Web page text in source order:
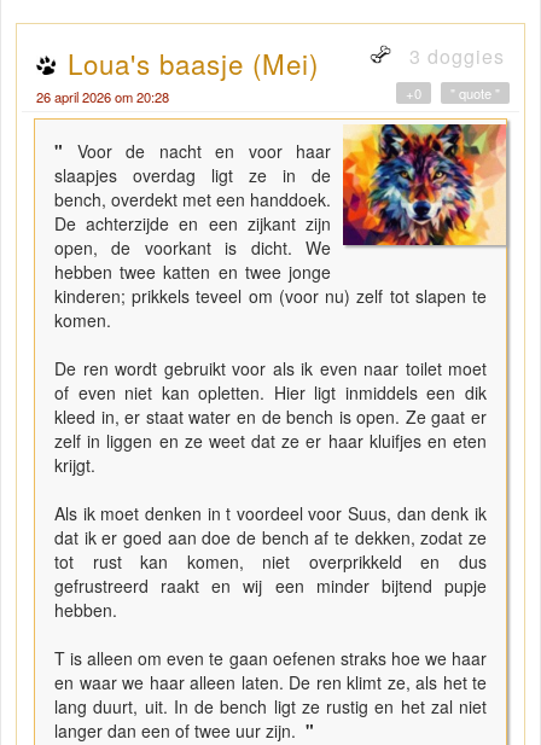
Loua's baasje (Mei) 3 doggies
26 april 2026 om 20:28 " quote "
+0
" Voor de nacht en voor haar
slaapjes overdag ligt ze in de
bench, overdekt met een handdoek.
De achterzijde en een zijkant zijn
open, de voorkant is dicht. We
hebben twee katten en twee jonge
kinderen; prikkels teveel om (voor nu) zelf tot slapen te
komen.
De ren wordt gebruikt voor als ik even naar toilet moet
of even niet kan opletten. Hier ligt inmiddels een dik
kleed in, er staat water en de bench is open. Ze gaat er
zelf in liggen en ze weet dat ze er haar kluifjes en eten
krijgt.
Als ik moet denken in t voordeel voor Suus, dan denk ik
dat ik er goed aan doe de bench af te dekken, zodat ze
tot rust kan komen, niet overprikkeld en dus
gefrustreerd raakt en wij een minder bijtend pupje
hebben.
T is alleen om even te gaan oefenen straks hoe we haar
en waar we haar alleen laten. De ren klimt ze, als het te
lang duurt, uit. In de bench ligt ze rustig en het zal niet
langer dan een of twee uur zijn. "